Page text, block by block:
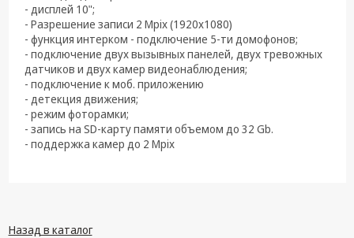
техника
Компьютерные
комплектующие
Системы
безопасности
- дисплей 10";
- Разрешение записи 2 Mpix (1920x1080)
- функция интерком - подключение 5-ти домофонов;
- подключение двух вызывных панелей, двух тревожных
датчиков и двух камер видеонаблюдения;
- подключение к моб. приложению
- детекция движения;
- режим фоторамки;
- запись на SD-карту памяти объемом до 32 Gb.
- поддержка камер до 2 Mpix
Назад в каталог